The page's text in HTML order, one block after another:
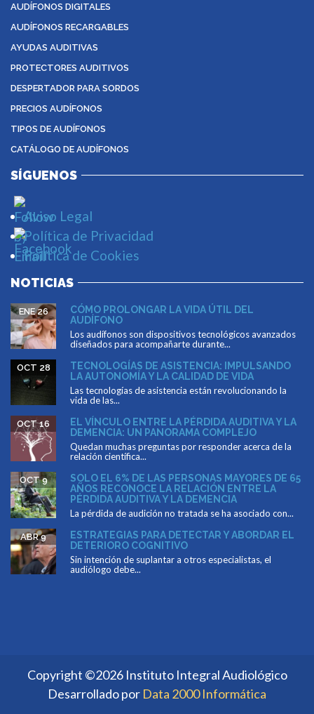
AUDÍFONOS DIGITALES
AUDÍFONOS RECARGABLES
AYUDAS AUDITIVAS
PROTECTORES AUDITIVOS
DESPERTADOR PARA SORDOS
PRECIOS AUDÍFONOS
TIPOS DE AUDÍFONOS
CATÁLOGO DE AUDÍFONOS
SÍGUENOS
Aviso Legal
Política de Privacidad
Política de Cookies
NOTICIAS
CÓMO PROLONGAR LA VIDA ÚTIL DEL
AUDÍFONO
ENE 26
Los audífonos son dispositivos tecnológicos avanzados
diseñados para acompañarte durante...
TECNOLOGÍAS DE ASISTENCIA: IMPULSANDO
LA AUTONOMÍA Y LA CALIDAD DE VIDA
OCT 28
Las tecnologías de asistencia están revolucionando la
vida de las...
EL VÍNCULO ENTRE LA PÉRDIDA AUDITIVA Y LA
DEMENCIA: UN PANORAMA COMPLEJO
OCT 16
Quedan muchas preguntas por responder acerca de la
relación científica...
SOLO EL 6% DE LAS PERSONAS MAYORES DE 65
AÑOS RECONOCE LA RELACIÓN ENTRE LA
PÉRDIDA AUDITIVA Y LA DEMENCIA
OCT 9
La pérdida de audición no tratada se ha asociado con...
ESTRATEGIAS PARA DETECTAR Y ABORDAR EL
DETERIORO COGNITIVO
ABR 9
Sin intención de suplantar a otros especialistas, el
audiólogo debe...
Copyright ©2026 Instituto Integral Audiológico
Desarrollado por Data 2000 Informática